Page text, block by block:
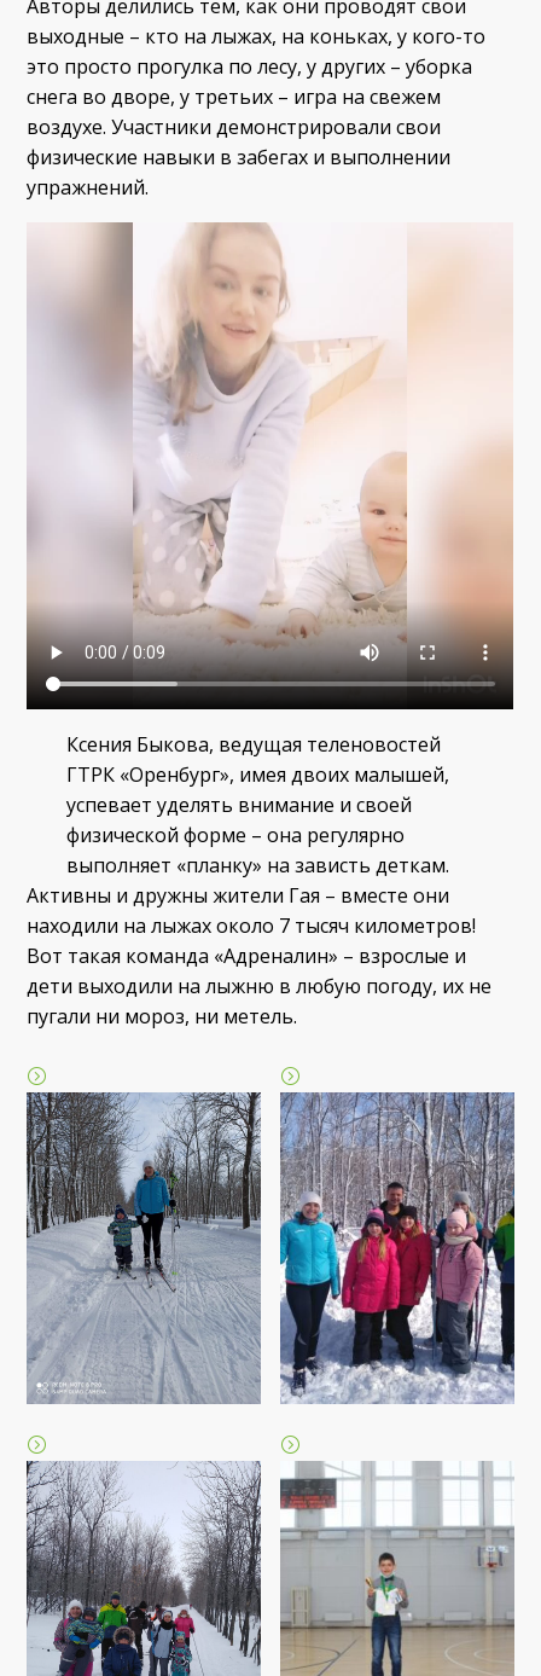
Авторы делились тем, как они проводят свои
выходные – кто на лыжах, на коньках, у кого-то
это просто прогулка по лесу, у других – уборка
снега во дворе, у третьих – игра на свежем
воздухе. Участники демонстрировали свои
физические навыки в забегах и выполнении
упражнений.
Ксения Быкова, ведущая теленовостей
ГТРК «Оренбург», имея двоих малышей,
успевает уделять внимание и своей
физической форме – она регулярно
выполняет «планку» на зависть деткам.
Активны и дружны жители Гая – вместе они
находили на лыжах около 7 тысяч километров!
Вот такая команда «Адреналин» – взрослые и
дети выходили на лыжню в любую погоду, их не
пугали ни мороз, ни метель.